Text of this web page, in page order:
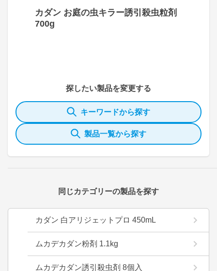
カダン お庭の虫キラー誘引殺虫粒剤
700g
探したい製品を変更する
キーワードから探す
製品一覧から探す
同じカテゴリーの製品を探す
カダン 白アリジェットプロ 450mL
ムカデカダン粉剤 1.1kg
ムカデカダン誘引殺虫剤 8個入